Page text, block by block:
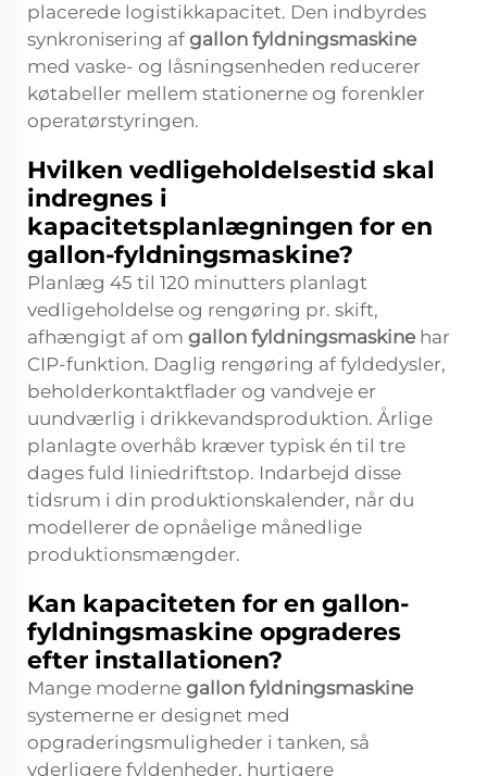
placerede logistikkapacitet. Den indbyrdes
synkronisering af gallon fyldningsmaskine
med vaske- og låsningsenheden reducerer
køtabeller mellem stationerne og forenkler
operatørstyringen.
Hvilken vedligeholdelsestid skal
indregnes i
kapacitetsplanlægningen for en
gallon-fyldningsmaskine?
Planlæg 45 til 120 minutters planlagt
vedligeholdelse og rengøring pr. skift,
afhængigt af om gallon fyldningsmaskine har
CIP-funktion. Daglig rengøring af fyldedysler,
beholderkontaktflader og vandveje er
uundværlig i drikkevandsproduktion. Årlige
planlagte overhåb kræver typisk én til tre
dages fuld liniedriftstop. Indarbejd disse
tidsrum i din produktionskalender, når du
modellerer de opnåelige månedlige
produktionsmængder.
Kan kapaciteten for en gallon-
fyldningsmaskine opgraderes
efter installationen?
Mange moderne gallon fyldningsmaskine
systemerne er designet med
opgraderingsmuligheder i tanken, så
yderligere fyldenheder, hurtigere